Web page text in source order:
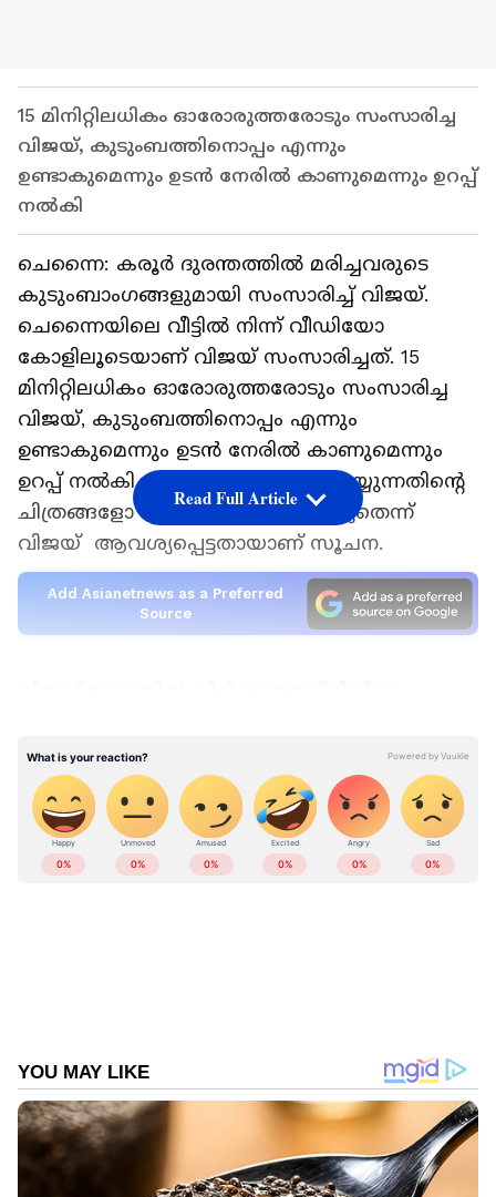
15 മിനിറ്റിലധികം ഓരോരുത്തരോടും സംസാരിച്ച
വിജയ്, കുടുംബത്തിനൊപ്പം എന്നും
ഉണ്ടാകുമെന്നും ഉടൻ നേരിൽ കാണുമെന്നും ഉറപ്പ്
നൽകി
ചെന്നൈ: കരൂർ ദുരന്തത്തിൽ മരിച്ചവരുടെ
കുടുംബാംഗങ്ങളുമായി സംസാരിച്ച് വിജയ്.
ചെന്നൈയിലെ വീട്ടിൽ നിന്ന് വീഡിയോ
കോളിലൂടെയാണ് വിജയ് സംസാരിച്ചത്. 15
മിനിറ്റിലധികം ഓരോരുത്തരോടും സംസാരിച്ച
വിജയ്, കുടുംബത്തിനൊപ്പം എന്നും
ഉണ്ടാകുമെന്നും ഉടൻ നേരിൽ കാണുമെന്നും
ഉറപ്പ് നൽകി. വീഡിയോ കോൾ ചെയ്യുന്നതിന്റെ
ചിത്രങ്ങളോ ദൃശ്യങ്ങളോ എടുക്കരുതെന്ന്
വിജയ് ‌ ആവശ്യപ്പെട്ടതായാണ് സൂചന.
Add Asianetnews as a Preferred
Source
അറിയിച്ചിരുന്നു. നടക്കാൻ പാടില്ലാത്തത്
സംഭവിച്ചെന്നും കുടുംബത്തിന്റെ നഷ്ടം
പരിഹരിക്കാനാകില്ലെന്നും വിജയ് പറഞ്ഞു.
അപകടം ഉണ്ടായി ഒൻപതാം ദിവസമാണ്
വിജയ് കുടുംബാംഗങ്ങളുമായി നേരിട്ട്
Read Full Article